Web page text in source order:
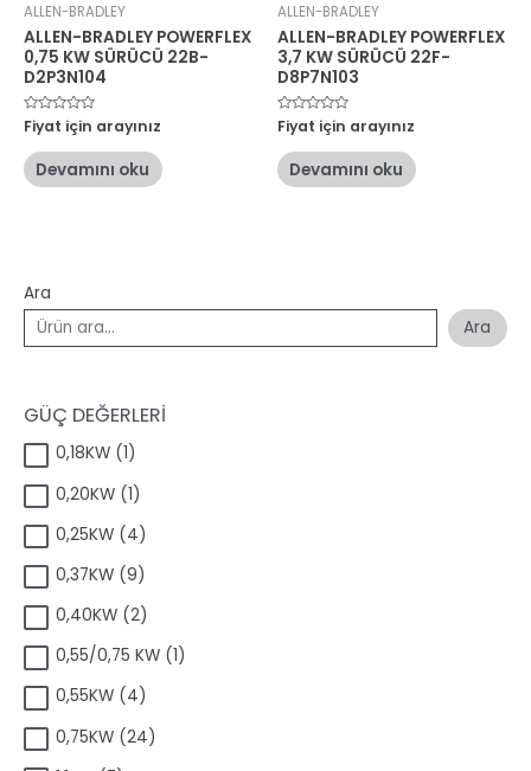
Ara
Ara
GÜÇ DEĞERLERİ
0,18KW 11
r
ü
n
0,20KW 11
r
ü
n
0,25KW 44
r
ü
n
0,37KW 99
r
ü
n
0,40KW 22
r
ü
n
0,55/0,75 KW 11
0,55KW 44
r
0,75KW 242
ALLEN-BRADLEY
ALLEN-BRADLEY POWERFLEX
0,75 KW SÜRÜCÜ 22B-
D2P3N104
5
üzerinden
oy
aldı
Fiyat için arayınız
Devamını oku
ALLEN-BRADLEY
ALLEN-BRADLEY POWERFLEX
3,7 KW SÜRÜCÜ 22F-
D8P7N103
5
üzerinden
oy
aldı
Fiyat için arayınız
Devamını oku